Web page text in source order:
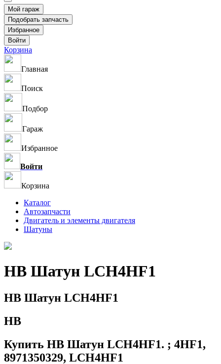
Корзина
Главная
Поиск
Подбор
Гараж
Избранное
Войти
Корзина
Каталог
Автозапчасти
Двигатель и элементы двигателя
Шатуны
HB Шатун LCH4HF1
HB Шатун LCH4HF1
HB
Купить HB Шатун LCH4HF1. ; 4HF1,
8971350329, LCH4HF1